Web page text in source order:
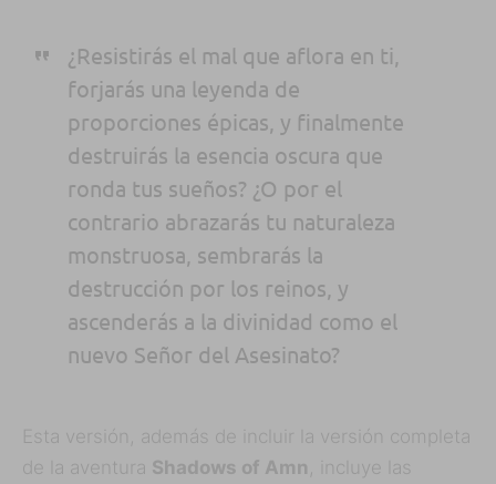
¿Resistirás el mal que aflora en ti,
forjarás una leyenda de
proporciones épicas, y finalmente
destruirás la esencia oscura que
ronda tus sueños? ¿O por el
contrario abrazarás tu naturaleza
monstruosa, sembrarás la
destrucción por los reinos, y
ascenderás a la divinidad como el
nuevo Señor del Asesinato?
Esta versión, además de incluir la versión completa
de la aventura Shadows of Amn , incluye las